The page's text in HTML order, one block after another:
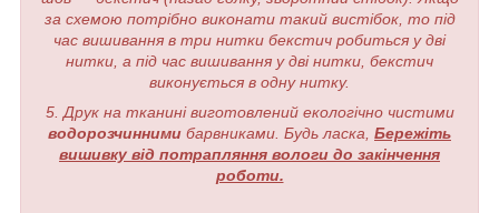
за схемою потрібно виконати такий вистібок, то під
час вишивання в три нитки бекстич робиться у дві
нитки, а під час вишивання у дві нитки, бекстич
виконується в одну нитку.
5. Друк на тканині виготовлений екологічно чистими
водорозчинними барвниками. Будь ласка, Бережіть
вишивку від потрапляння вологи до закінчення
роботи.